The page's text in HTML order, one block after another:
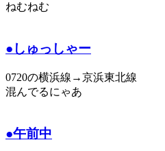
ねむねむ
●しゅっしゃー
0720の横浜線→京浜東北線
混んでるにゃあ
●午前中